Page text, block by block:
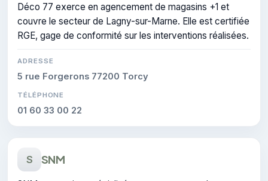
Déco 77 exerce en agencement de magasins +1 et
couvre le secteur de Lagny-sur-Marne. Elle est certifiée
RGE, gage de conformité sur les interventions réalisées.
ADRESSE
5 rue Forgerons 77200 Torcy
TÉLÉPHONE
01 60 33 00 22
S SNM